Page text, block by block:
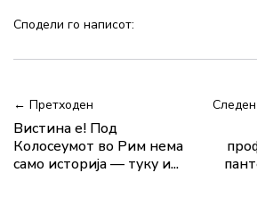
Сподели го написот:
← Претходен
Вистина е! Под
Колосеумот во Рим нема
само историја — туку и...